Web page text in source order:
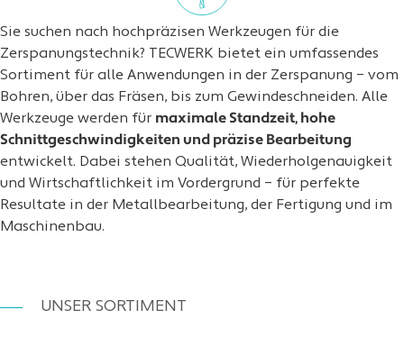
Sie suchen nach hochpräzisen Werkzeugen für die
Zerspanungstechnik? TECWERK bietet ein umfassendes
Sortiment für alle Anwendungen in der Zerspanung – vom
Bohren, über das Fräsen, bis zum Gewindeschneiden. Alle
Werkzeuge werden für maximale Standzeit, hohe
Schnittgeschwindigkeiten und präzise Bearbeitung
entwickelt. Dabei stehen Qualität, Wiederholgenauigkeit
und Wirtschaftlichkeit im Vordergrund – für perfekte
Resultate in der Metallbearbeitung, der Fertigung und im
Maschinenbau.
UNSER SORTIMENT